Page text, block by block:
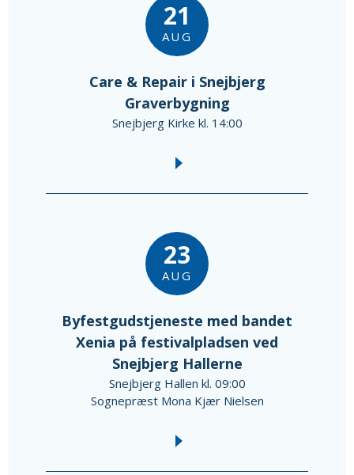
21
AUG
Care & Repair i Snejbjerg
Graverbygning
Snejbjerg Kirke kl. 14:00
23
AUG
Byfestgudstjeneste med bandet
Xenia på festivalpladsen ved
Snejbjerg Hallerne
Snejbjerg Hallen kl. 09:00
Sognepræst Mona Kjær Nielsen